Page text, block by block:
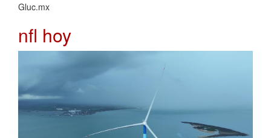
Gluc.mx
nfl hoy